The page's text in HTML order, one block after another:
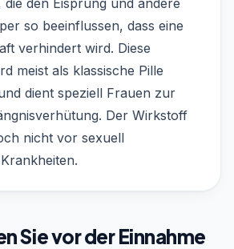
den Eisprung und andere
so beeinflussen, dass eine
verhindert wird. Diese
meist als klassische Pille
dient speziell Frauen zur
Der Wirkstoff
nicht vor sexuell
Sie vor der Einnahme